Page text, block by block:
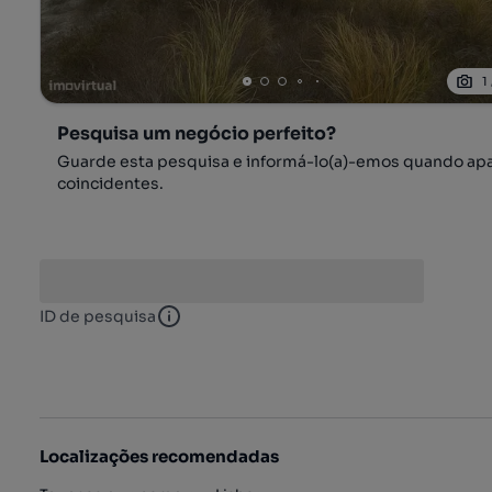
1
Pesquisa um negócio perfeito?
Guarde esta pesquisa e informá-lo(a)-emos quando
coincidentes.
ID de pesquisa ID de pesquisa
Localizações recomendadas